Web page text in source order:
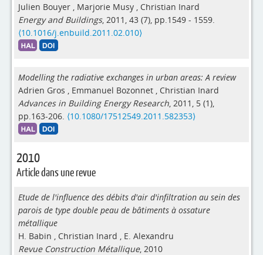
Julien Bouyer , Marjorie Musy , Christian Inard
Energy and Buildings, 2011, 43 (7), pp.1549 - 1559.
⟨10.1016/j.enbuild.2011.02.010⟩
Modelling the radiative exchanges in urban areas: A review
Adrien Gros , Emmanuel Bozonnet , Christian Inard
Advances in Building Energy Research, 2011, 5 (1),
pp.163-206. ⟨10.1080/17512549.2011.582353⟩
2010
Article dans une revue
Etude de l'influence des débits d'air d'infiltration au sein des
parois de type double peau de bâtiments à ossature
métallique
H. Babin , Christian Inard , E. Alexandru
Revue Construction Métallique, 2010